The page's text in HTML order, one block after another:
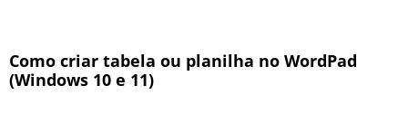
Como criar tabela ou planilha no WordPad
(Windows 10 e 11)